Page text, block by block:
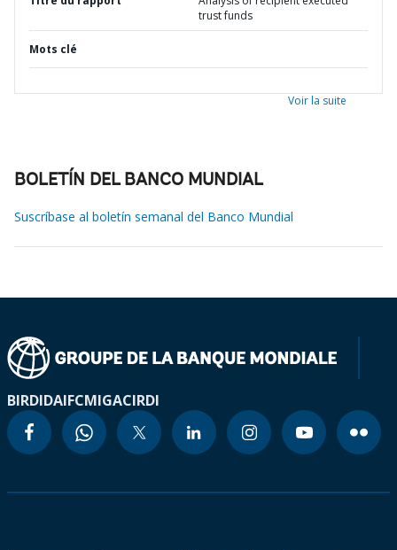
trust funds
Mots clé
Voir la suite
BOLETÍN DEL BANCO MUNDIAL
Suscríbase al boletín semanal del Banco Mundial
BIRDIDAIFCMIGACIRDI